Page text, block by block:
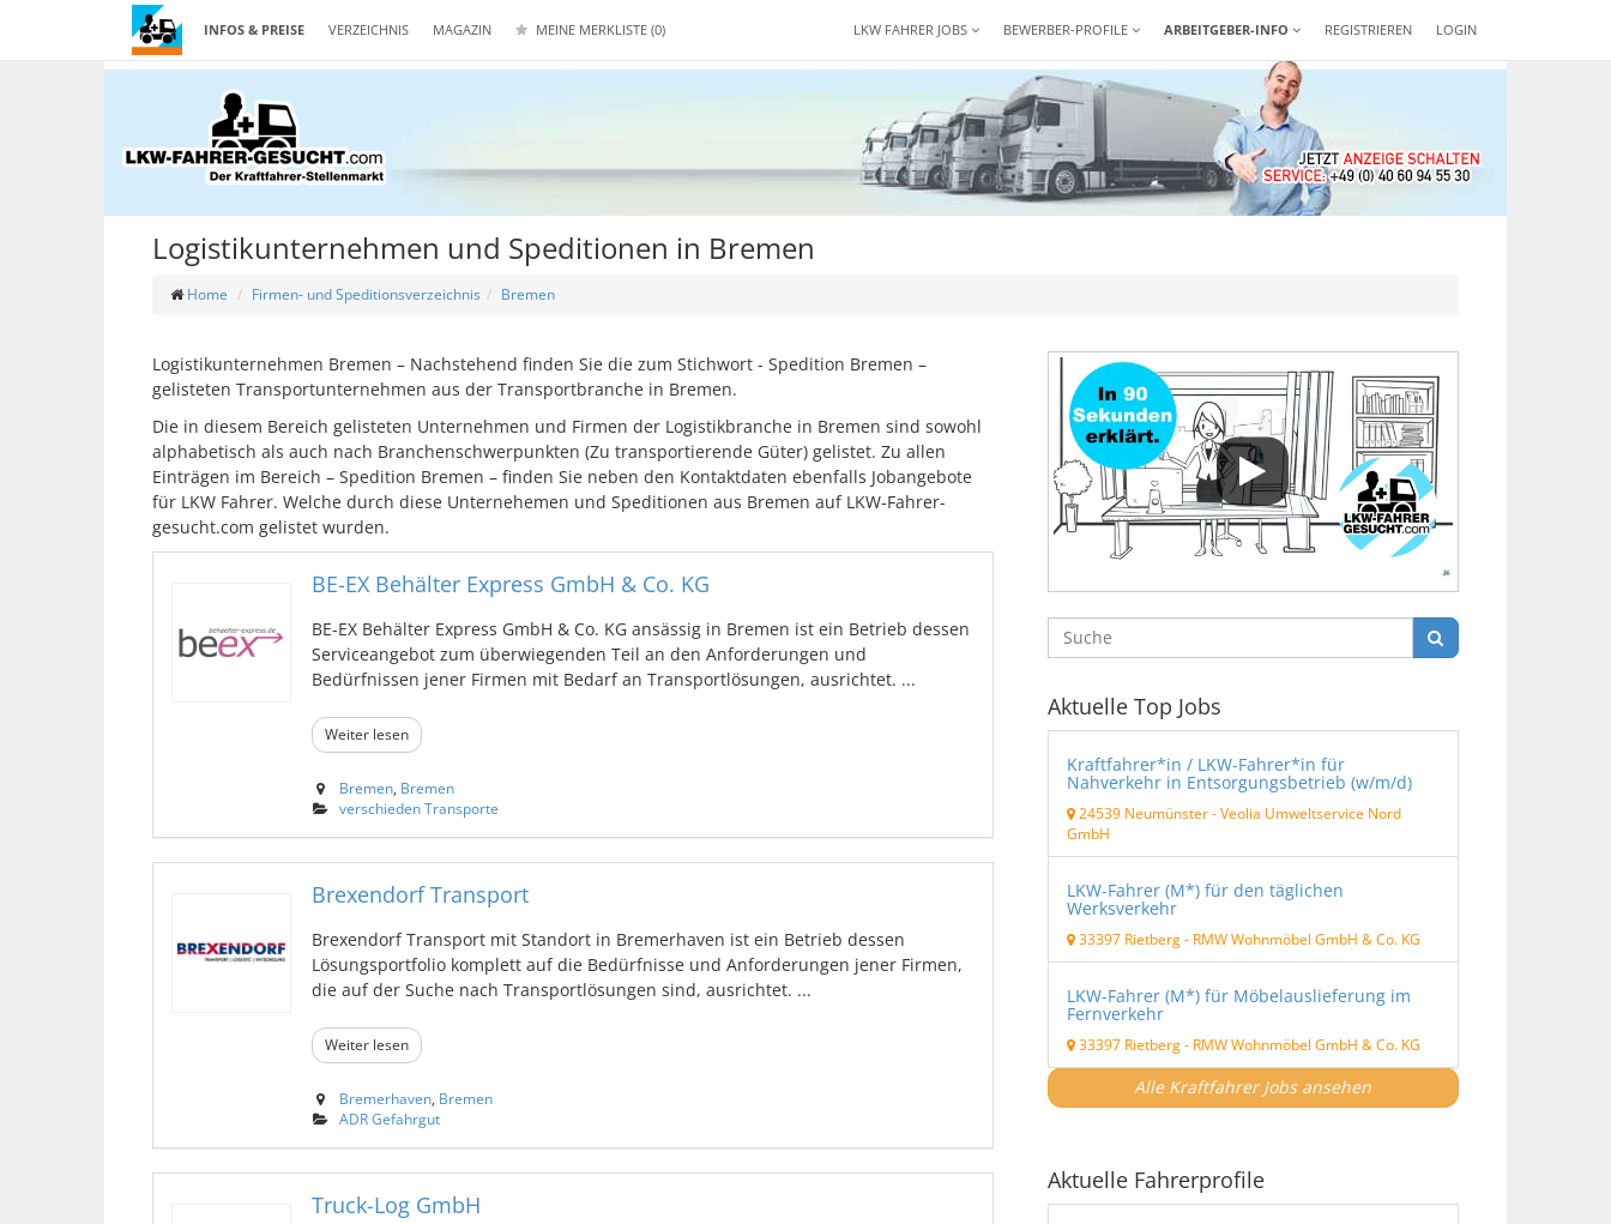
INFOS & PREISE VERZEICHNIS MAGAZIN MEINE MERKLISTE (0) REGISTRIEREN LOGIN
LKW FAHRER JOBS BEWERBER-PROFILE ARBEITGEBER-INFO
Logistikunternehmen und Speditionen in Bremen
Home Firmen- und Speditionsverzeichnis Bremen
Logistikunternehmen Bremen – Nachstehend finden Sie die zum Stichwort - Spedition Bremen –
gelisteten Transportunternehmen aus der Transportbranche in Bremen.
Die in diesem Bereich gelisteten Unternehmen und Firmen der Logistikbranche in Bremen sind sowohl
alphabetisch als auch nach Branchenschwerpunkten (Zu transportierende Güter) gelistet. Zu allen
Einträgen im Bereich – Spedition Bremen – finden Sie neben den Kontaktdaten ebenfalls Jobangebote
für LKW Fahrer. Welche durch diese Unternehemen und Speditionen aus Bremen auf LKW-Fahrer-
gesucht.com gelistet wurden.
BE-EX Behälter Express GmbH & Co. KG
BE-EX Behälter Express GmbH & Co. KG ansässig in Bremen ist ein Betrieb dessen
Serviceangebot zum überwiegenden Teil an den Anforderungen und
Bedürfnissen jener Firmen mit Bedarf an Transportlösungen, ausrichtet. ...
Weiter lesen
Bremen, Bremen
verschieden Transporte
Brexendorf Transport
Brexendorf Transport mit Standort in Bremerhaven ist ein Betrieb dessen
Lösungsportfolio komplett auf die Bedürfnisse und Anforderungen jener Firmen,
die auf der Suche nach Transportlösungen sind, ausrichtet. ...
Weiter lesen
Bremerhaven, Bremen
ADR Gefahrgut
Truck-Log GmbH
Aktuelle Top Jobs
Kraftfahrer*in / LKW-Fahrer*in für
Nahverkehr in Entsorgungsbetrieb (w/m/d)
24539 Neumünster -Veolia Umweltservice Nord
GmbH
LKW-Fahrer (M*) für den täglichen
Werksverkehr
33397 Rietberg - RMW Wohnmöbel GmbH & Co. KG
LKW-Fahrer (M*) für Möbelauslieferung im
Fernverkehr
33397 Rietberg - RMW Wohnmöbel GmbH & Co. KG
Alle Kraftfahrer Jobs ansehen
Aktuelle Fahrerprofile